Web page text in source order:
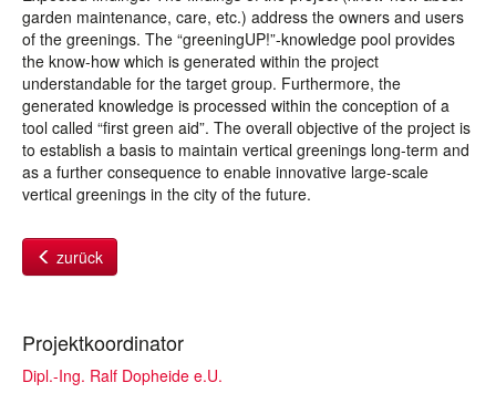
garden maintenance, care, etc.) address the owners and users
of the greenings. The “greeningUP!”-knowledge pool provides
the know-how which is generated within the project
understandable for the target group. Furthermore, the
generated knowledge is processed within the conception of a
tool called “first green aid”. The overall objective of the project is
to establish a basis to maintain vertical greenings long-term and
as a further consequence to enable innovative large-scale
vertical greenings in the city of the future.
zurück
Projektkoordinator
Dipl.-Ing. Ralf Dopheide e.U.